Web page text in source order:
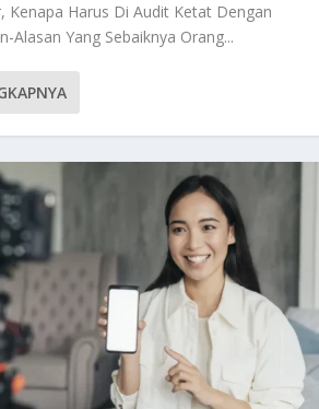
Kenapa Harus Di Audit Ketat Dengan
Alasan Yang Sebaiknya Orang...